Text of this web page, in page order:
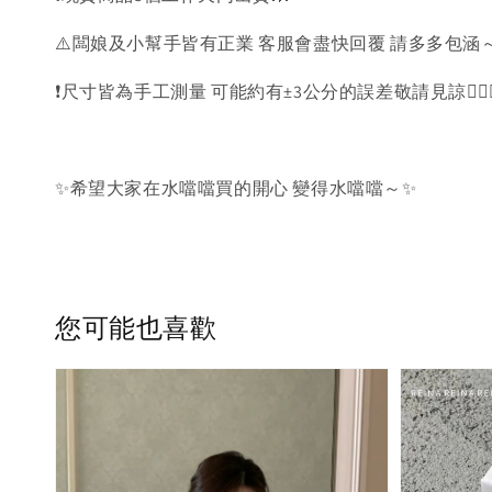
⚠️闆娘及小幫手皆有正業 客服會盡快回覆 請多多包涵
❗️尺寸皆為手工測量 可能約有±3公分的誤差敬請見諒
✨希望大家在水噹噹買的開心 變得水噹噹～✨
您可能也喜歡